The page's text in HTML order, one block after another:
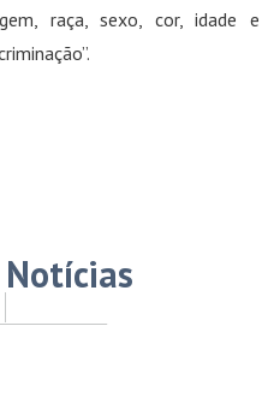
raça, sexo, cor, idade e
Notícias